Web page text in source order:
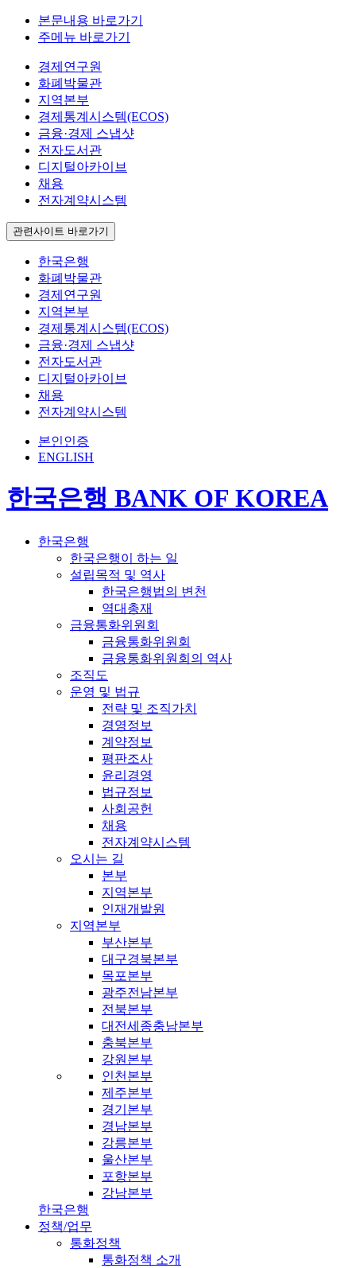
본문내용 바로가기
주메뉴 바로가기
경제연구원
화폐박물관
지역본부
경제통계시스템(ECOS)
금융·경제 스냅샷
전자도서관
디지털아카이브
채용
전자계약시스템
관련사이트 바로가기
한국은행
화폐박물관
경제연구원
지역본부
경제통계시스템(ECOS)
금융·경제 스냅샷
전자도서관
디지털아카이브
채용
전자계약시스템
본인인증
ENGLISH
한국은행 BANK OF KOREA
한국은행
한국은행이 하는 일
설립목적 및 역사
한국은행법의 변천
역대총재
금융통화위원회
금융통화위원회
금융통화위원회의 역사
조직도
운영 및 법규
전략 및 조직가치
경영정보
계약정보
평판조사
윤리경영
법규정보
사회공헌
채용
전자계약시스템
오시는 길
본부
지역본부
인재개발원
지역본부
부산본부
대구경북본부
목포본부
광주전남본부
전북본부
대전세종충남본부
충북본부
강원본부
인천본부
제주본부
경기본부
경남본부
강릉본부
울산본부
포항본부
강남본부
한국은행
정책/업무
통화정책
통화정책 소개